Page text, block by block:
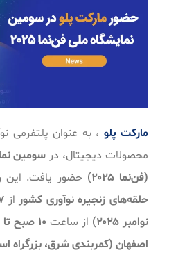
مارکت پلو ، به عنوان پلتفرمی
محصولات دیجیتال، در سومین
(فن‌نما ۲۰۲۵)
حضور یافت. این
حلقه‌های زنجیره نوآوری کشوراز
نوامبر ۲۰۲۵)
از ساعت ۱۰ صبح تا ۱۸ عصر
اصفهان (کمربندی شرق، بزرگراه